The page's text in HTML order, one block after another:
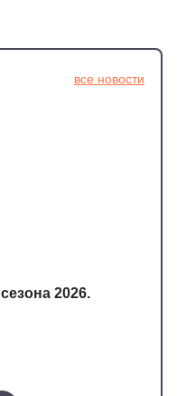
все новости
2026.